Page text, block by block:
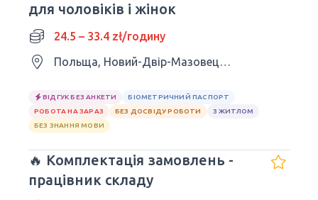
для чоловіків і жінок
24.5 – 33.4 zł/годину
Польща, Новий-Двір-Мазовецький
ВІДГУК БЕЗ АНКЕТИ
БІОМЕТРИЧНИЙ ПАСПОРТ
РОБОТА НА ЗАРАЗ
БЕЗ ДОСВІДУ РОБОТИ
З ЖИТЛОМ
БЕЗ ЗНАННЯ МОВИ
🔥 Комплектація замовлень -
працівник складу